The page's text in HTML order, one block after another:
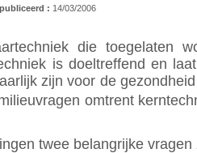
: 14/03/2006
die toegelaten
is doeltreffend en
zijn voor de
omtrent
twee belangrijke vragen